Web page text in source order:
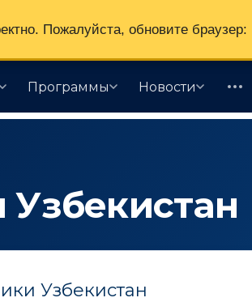
Программы Новости
Узбекистан
Пожалуйста, обновите браузер: